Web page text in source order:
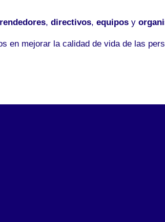
, directivos, equiposy
en mejorar la calidad de vida de las